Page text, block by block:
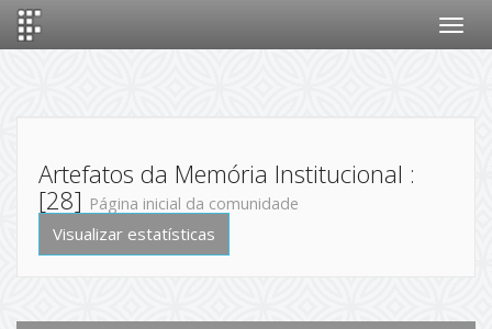
Artefatos da Memória Institucional :
[28] Página inicial da comunidade
Visualizar estatísticas